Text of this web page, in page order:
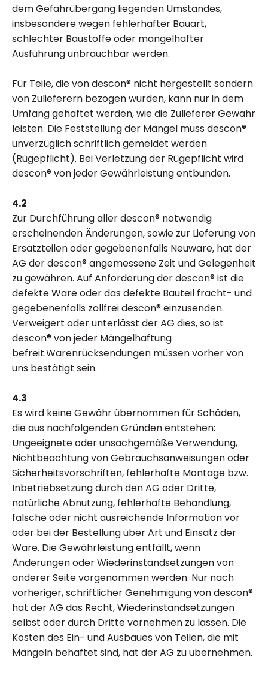
dem Gefahrübergang liegenden Umstandes,
insbesondere wegen fehlerhafter Bauart,
schlechter Baustoffe oder mangelhafter
Ausführung unbrauchbar werden.
Für Teile, die von descon® nicht hergestellt sondern
von Zulieferern bezogen wurden, kann nur in dem
Umfang gehaftet werden, wie die Zulieferer Gewähr
leisten. Die Feststellung der Mängel muss descon®
unverzüglich schriftlich gemeldet werden
(Rügepflicht). Bei Verletzung der Rügepflicht wird
descon® von jeder Gewährleistung entbunden.
4.2
Zur Durchführung aller descon® notwendig
erscheinenden Änderungen, sowie zur Lieferung von
Ersatzteilen oder gegebenenfalls Neuware, hat der
AG der descon® angemessene Zeit und Gelegenheit
zu gewähren. Auf Anforderung der descon® ist die
defekte Ware oder das defekte Bauteil fracht- und
gegebenenfalls zollfrei descon® einzusenden.
Verweigert oder unterlässt der AG dies, so ist
descon® von jeder Mängelhaftung
befreit.Warenrücksendungen müssen vorher von
uns bestätigt sein.
4.3
Es wird keine Gewähr übernommen für Schäden,
die aus nachfolgenden Gründen entstehen:
Ungeeignete oder unsachgemäße Verwendung,
Nichtbeachtung von Gebrauchsanweisungen oder
Sicherheitsvorschriften, fehlerhafte Montage bzw.
Inbetriebsetzung durch den AG oder Dritte,
natürliche Abnutzung, fehlerhafte Behandlung,
falsche oder nicht ausreichende Information vor
oder bei der Bestellung über Art und Einsatz der
Ware. Die Gewährleistung entfällt, wenn
Änderungen oder Wiederinstandsetzungen von
anderer Seite vorgenommen werden. Nur nach
vorheriger, schriftlicher Genehmigung von descon®
hat der AG das Recht, Wiederinstandsetzungen
selbst oder durch Dritte vornehmen zu lassen. Die
Kosten des Ein- und Ausbaues von Teilen, die mit
Mängeln behaftet sind, hat der AG zu übernehmen.